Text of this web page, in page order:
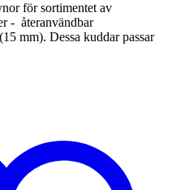
för sortimentet av
- återanvändbar
mm). Dessa kuddar passar